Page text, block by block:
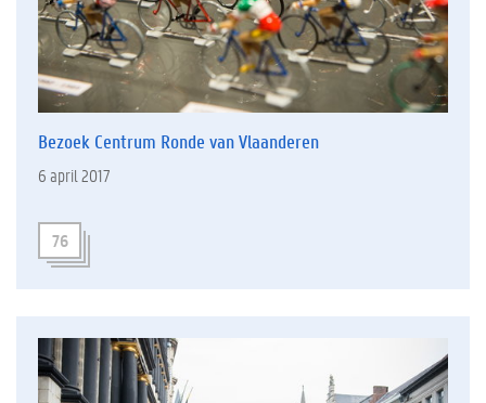
Bezoek Centrum Ronde van Vlaanderen
6 april 2017
76